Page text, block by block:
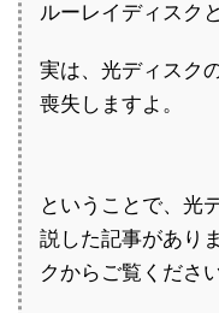
ルーレイディスク
実は、光ディスク
喪失しますよ。
ということで、光
説した記事があり
クからご覧ください